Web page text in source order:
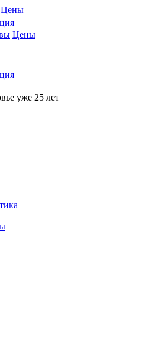
Цены
Цены
уже 25 лет